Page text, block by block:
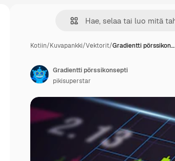
Kotiin/Kuvapankki/Vektorit/Gradientti pörssikon…
Gradientti pörssikonsepti
pikisuperstar